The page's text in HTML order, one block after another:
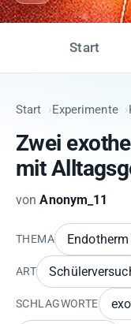
Start
Start Experimente
Zwei
mit
vonAnonym_11
THEMA
ART
SCHLAGWORTE